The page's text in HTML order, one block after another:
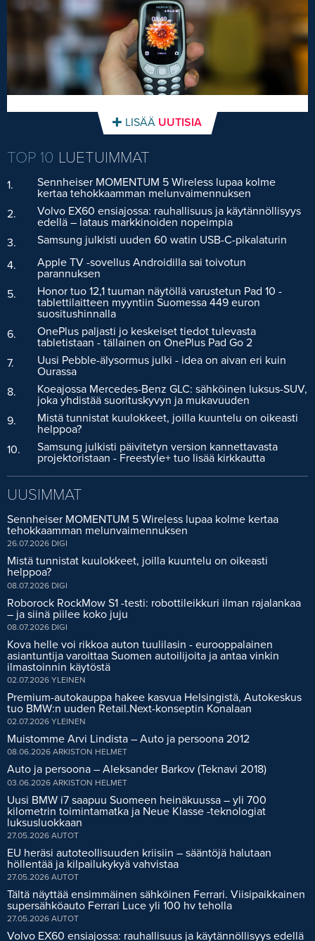
LISÄÄ UUTISIA
TOP 10 LUETUIMMAT
1.
Sennheiser MOMENTUM 5 Wireless lupaa kolme
kertaa tehokkaamman melunvaimennuksen
2.
Volvo EX60 ensiajossa: rauhallisuus ja käytännöllisyys
edellä – lataus markkinoiden nopeimpia
3.
Samsung julkisti uuden 60 watin USB-C-pikalaturin
4.
Apple TV -sovellus Androidilla sai toivotun
parannuksen
5.
Honor tuo 12,1 tuuman näytöllä varustetun Pad 10 -
tablettilaitteen myyntiin Suomessa 449 euron
suositushinnalla
6.
OnePlus paljasti jo keskeiset tiedot tulevasta
tabletistaan - tällainen on OnePlus Pad Go 2
7.
Uusi Pebble-älysormus julki - idea on aivan eri kuin
Ourassa
8.
Koeajossa Mercedes-Benz GLC: sähköinen luksus-SUV,
joka yhdistää suorituskyvyn ja mukavuuden
9.
Mistä tunnistat kuulokkeet, joilla kuuntelu on oikeasti
helppoa?
10.
Samsung julkisti päivitetyn version kannettavasta
projektoristaan - Freestyle+ tuo lisää kirkkautta
UUSIMMAT
Sennheiser MOMENTUM 5 Wireless lupaa kolme kertaa
tehokkaamman melunvaimennuksen
26.07.2026 DIGI
Mistä tunnistat kuulokkeet, joilla kuuntelu on oikeasti
helppoa?
08.07.2026 DIGI
Roborock RockMow S1 -testi: robottileikkuri ilman rajalankaa
– ja siinä piilee koko juju
08.07.2026 DIGI
Kova helle voi rikkoa auton tuulilasin - eurooppalainen
asiantuntija varoittaa Suomen autoilijoita ja antaa vinkin
ilmastoinnin käytöstä
02.07.2026 YLEINEN
Premium-autokauppa hakee kasvua Helsingistä, Autokeskus
tuo BMW:n uuden Retail.Next-konseptin Konalaan
02.07.2026 YLEINEN
Muistomme Arvi Lindista – Auto ja persoona 2012
08.06.2026 ARKISTON HELMET
Auto ja persoona – Aleksander Barkov (Teknavi 2018)
03.06.2026 ARKISTON HELMET
Uusi BMW i7 saapuu Suomeen heinäkuussa – yli 700
kilometrin toimintamatka ja Neue Klasse -teknologiat
luksusluokkaan
27.05.2026 AUTOT
EU heräsi autoteollisuuden kriisiin – sääntöjä halutaan
höllentää ja kilpailukykyä vahvistaa
27.05.2026 AUTOT
Tältä näyttää ensimmäinen sähköinen Ferrari. Viisipaikkainen
supersähköauto Ferrari Luce yli 100 hv teholla
27.05.2026 AUTOT
Volvo EX60 ensiajossa: rauhallisuus ja käytännöllisyys edellä